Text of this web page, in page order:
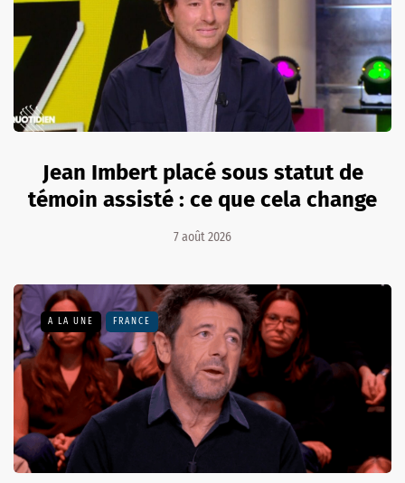
Jean Imbert placé sous statut de
témoin assisté : ce que cela change
7 août 2026
A LA UNE FRANCE